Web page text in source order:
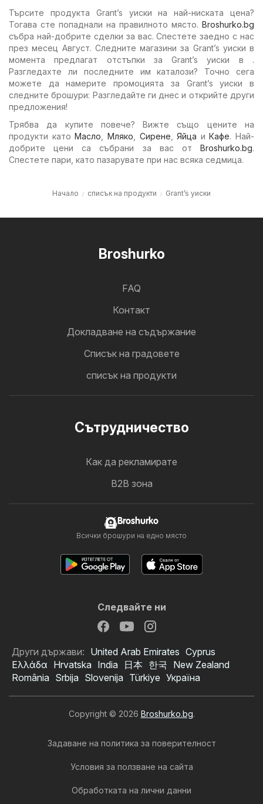
Търсите продукта Grant’s уиски на най-ниската цена?
Тогава сте попаднали на правилното място. Broshurko.bg
събра най-добрите сделки за вас. Спестете заедно с нас
през месец Август. Следните магазини за Grant’s уиски в
момента предлагат отстъпки за Grant’s уиски в .
Разгледахте ли последните им каталози? Точно сега
можете да намерите промоцията за Grant’s уиски в
следните брошури: Разгледайте ги днес и открийте други
предложения!
Трябва да купите повече? Вижте също цените на
продукти катоМасло Мляко Сирене ,Яйца иКафе. Най-
добрите цени са събрани за вас от Broshurko.bg.
Спестете пари, като пазарувате при нас всяка седмица.
Начало списък на продукти Grant’s уиски
Broshurko
FAQ
Контакт
Докладване на съдържание
Cписък на градовете
списък на продукти
Cътрудничество
Как да рекламирате
B2B зона
Broshurko
Всички брошури на едно място
Следвайте ни
Други държави: United Arab Emirates Cyprus
Ελλάδα Hrvatska India 日本 한국 New Zealand
România Srbija Slovenija Türkiye Україна
Copyright © 2026 Broshurko.bg.
Задаване на политика за поверителност
Условия за ползване на сайта
Обработката на лични данни